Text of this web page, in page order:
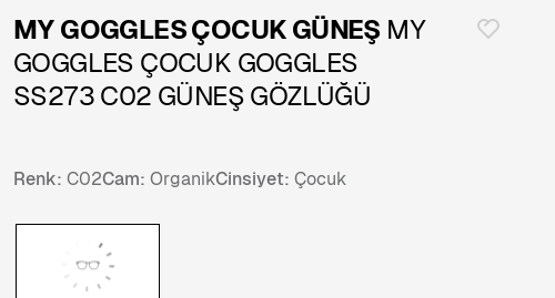
MY GOGGLES ÇOCUK GÜNEŞ MY
GOGGLES ÇOCUK GOGGLES
SS273 C02 GÜNEŞ GÖZLÜĞÜ
Renk: C02Cam: OrganikCinsiyet: Çocuk